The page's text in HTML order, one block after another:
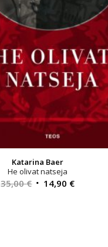
Katarina Baer
He olivat natseja
35,00€ Alkuperäinen
14,90 €Nykyinen